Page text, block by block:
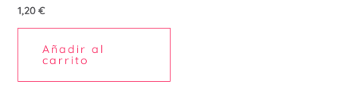
1,20€
Añadir al
carrito